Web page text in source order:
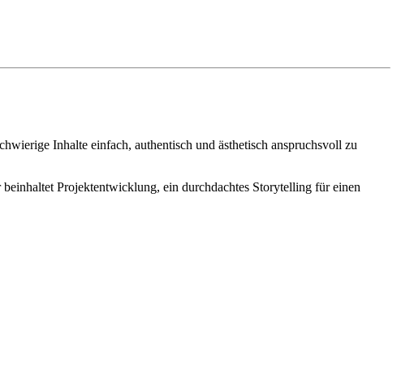
Inhalte einfach, authentisch und ästhetisch anspruchsvoll zu
Projektentwicklung, ein durchdachtes Storytelling für einen